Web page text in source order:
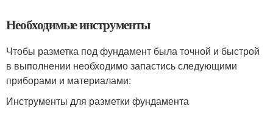
Необходимые инструменты
Чтобы разметка под фундамент была точной и быстрой
в выполнении необходимо запастись следующими
приборами и материалами:
Инструменты для разметки фундамента